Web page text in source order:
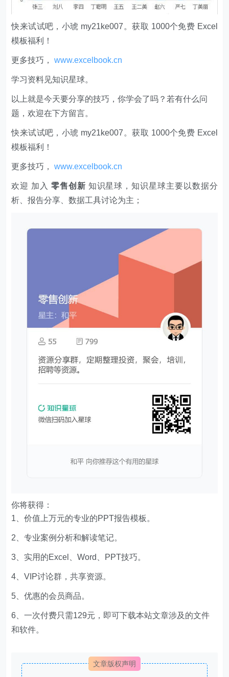
快来试试吧，小琥 my21ke007。获取 1000个免费 Excel
模板福利​​​​！
更多技巧，www.excelbook.cn
学习资料见知识星球。
以上就是今天要分享的技巧，你学会了吗？若有什么问
题，欢迎在下方留言。
快来试试吧，小琥 my21ke007。获取 1000个免费 Excel
模板福利​​​​！
更多技巧，www.excelbook.cn
欢迎 加入 零售创新 知识星球，知识星球主要以数据分
析、报告分享、数据工具讨论为主；
你将获得：
1、价值上万元的专业的PPT报告模板。
2、专业案例分析和解读笔记。
3、实用的Excel、Word、PPT技巧。
4、VIP讨论群，共享资源。
5、优惠的会员商品。
6、一次付费只需129元，即可下载本站文章涉及的文件
和软件。
文章版权声明